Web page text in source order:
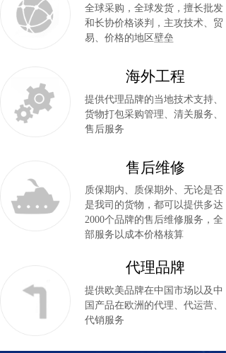
全球采购，全球发货，擅长批发
和长协价格谈判，主攻技术、贸
易、价格的地区壁垒
海外工程
提供代理品牌的当地技术支持、
货物打包采购管理、清关服务、
售后服务
售后维修
质保期内、质保期外、无论是否
是我司的货物，都可以提供多达
2000个品牌的售后维修服务，全
部服务以成本价格核算
代理品牌
提供欧美品牌在中国市场以及中
国产品在欧洲的代理、代运营、
代销服务